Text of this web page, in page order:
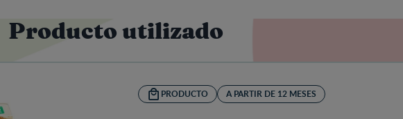
Producto utilizado
PRODUCTO A PARTIR DE 12 MESES